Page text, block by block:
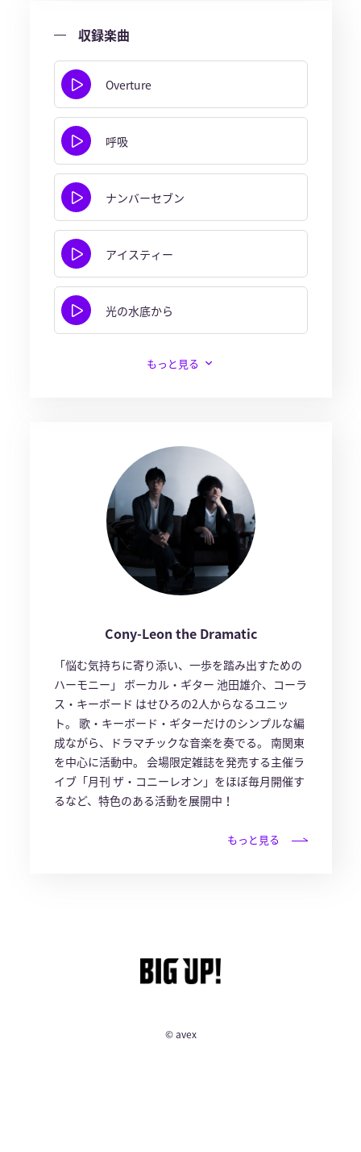
収録楽曲
Overture
呼吸
ナンバーセブン
アイスティー
光の水底から
もっと見る
Cony-Leon the Dramatic
「悩む気持ちに寄り添い、一歩を踏み出すための
ハーモニー」 ボーカル・ギター 池田雄介、コーラ
ス・キーボード はせひろの2人からなるユニッ
ト。 歌・キーボード・ギターだけのシンプルな編
成ながら、ドラマチックな音楽を奏でる。 南関東
を中心に活動中。 会場限定雑誌を発売する主催ラ
イブ「月刊 ザ・コニーレオン」をほぼ毎月開催す
るなど、特色のある活動を展開中！
もっと見る
© avex